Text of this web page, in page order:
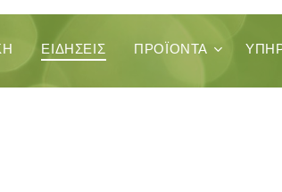
ΕΙΔΗΣΕΙΣ ΠΡΟΪΌΝΤΑ